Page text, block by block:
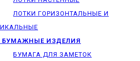
ЛОТКИ ГОРИЗОНТАЛЬНЫЕ И
БУМАЖНЫЕ ИЗДЕЛИЯ
БУМАГА ДЛЯ ЗАМЕТОК